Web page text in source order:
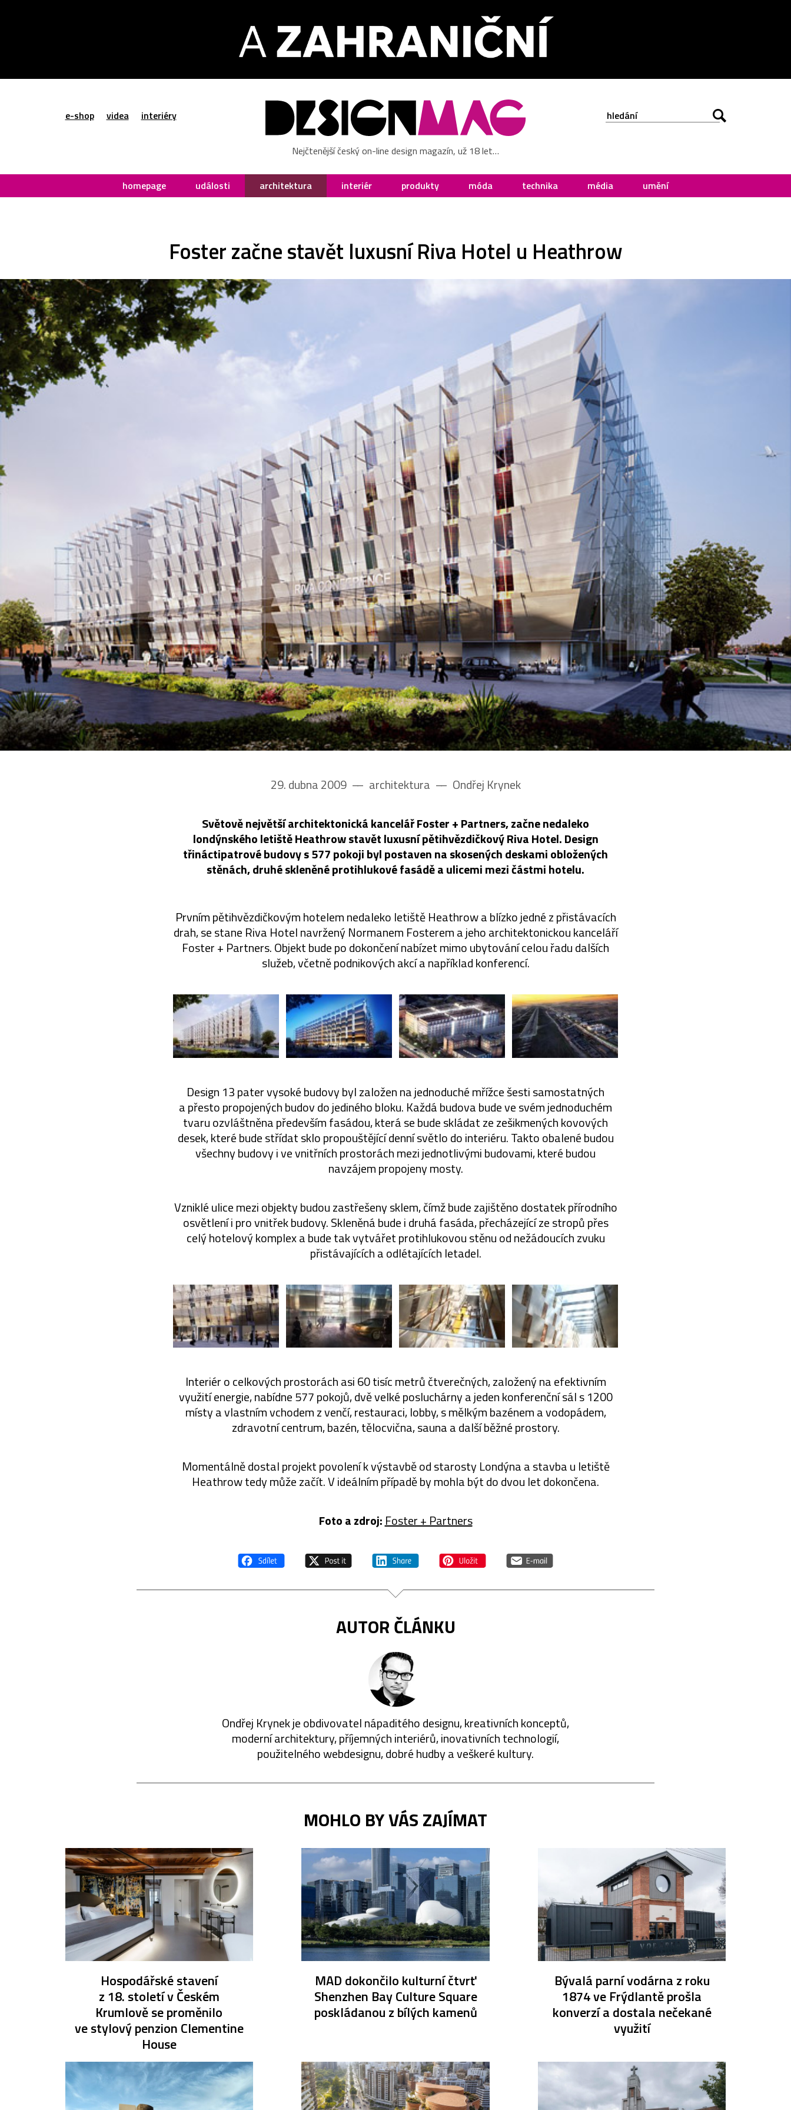
e-shop videa interiéry
Nejčtenější český on-line design magazín, už 18 let…
homepage události architektura interiér produkty móda technika média umění
Foster začne stavět luxusní Riva Hotel u Heathrow
29. dubna 2009 –– architektura –– Ondřej Krynek
Světově největší architektonická kancelář Foster + Partners, začne nedaleko
londýnského letiště Heathrow stavět luxusní pětihvězdičkový Riva Hotel. Design
třináctipatrové budovy s 577 pokoji byl postaven na skosených deskami obložených
stěnách, druhé skleněné protihlukové fasádě a ulicemi mezi částmi hotelu.
Prvním pětihvězdičkovým hotelem nedaleko letiště Heathrow a blízko jedné z přistávacích
drah, se stane Riva Hotel navržený Normanem Fosterem a jeho architektonickou kanceláří
Foster + Partners. Objekt bude po dokončení nabízet mimo ubytování celou řadu dalších
služeb, včetně podnikových akcí a například konferencí.
Design 13 pater vysoké budovy byl založen na jednoduché mřížce šesti samostatných
a přesto propojených budov do jediného bloku. Každá budova bude ve svém jednoduchém
tvaru ozvláštněna především fasádou, která se bude skládat ze zešikmených kovových
desek, které bude střídat sklo propouštějící denní světlo do interiéru. Takto obalené budou
všechny budovy i ve vnitřních prostorách mezi jednotlivými budovami, které budou
navzájem propojeny mosty.
Vzniklé ulice mezi objekty budou zastřešeny sklem, čímž bude zajištěno dostatek přírodního
osvětlení i pro vnitřek budovy. Skleněná bude i druhá fasáda, přecházející ze stropů přes
celý hotelový komplex a bude tak vytvářet protihlukovou stěnu od nežádoucích zvuku
přistávajících a odlétajících letadel.
Interiér o celkových prostorách asi 60 tisíc metrů čtverečných, založený na efektivním
využití energie, nabídne 577 pokojů, dvě velké posluchárny a jeden konferenční sál s 1200
místy a vlastním vchodem z venčí, restauraci, lobby, s mělkým bazénem a vodopádem,
zdravotní centrum, bazén, tělocvična, sauna a další běžné prostory.
Momentálně dostal projekt povolení k výstavbě od starosty Londýna a stavba u letiště
Heathrow tedy může začít. V ideálním případě by mohla být do dvou let dokončena.
Foto a zdroj:Foster + Partners
AUTOR ČLÁNKU
Ondřej Krynek je obdivovatel nápaditého designu, kreativních konceptů,
moderní architektury, příjemných interiérů, inovativních technologií,
použitelného webdesignu, dobré hudby a veškeré kultury.
MOHLO BY VÁS ZAJÍMAT
Hospodářské stavení
z 18. století v Českém
Krumlově se proměnilo
ve stylový penzion Clementine
House
MAD dokončilo kulturní čtvrť
Shenzhen Bay Culture Square
poskládanou z bílých kamenů
Bývalá parní vodárna z roku
1874 ve Frýdlantě prošla
konverzí a dostala nečekané
využití